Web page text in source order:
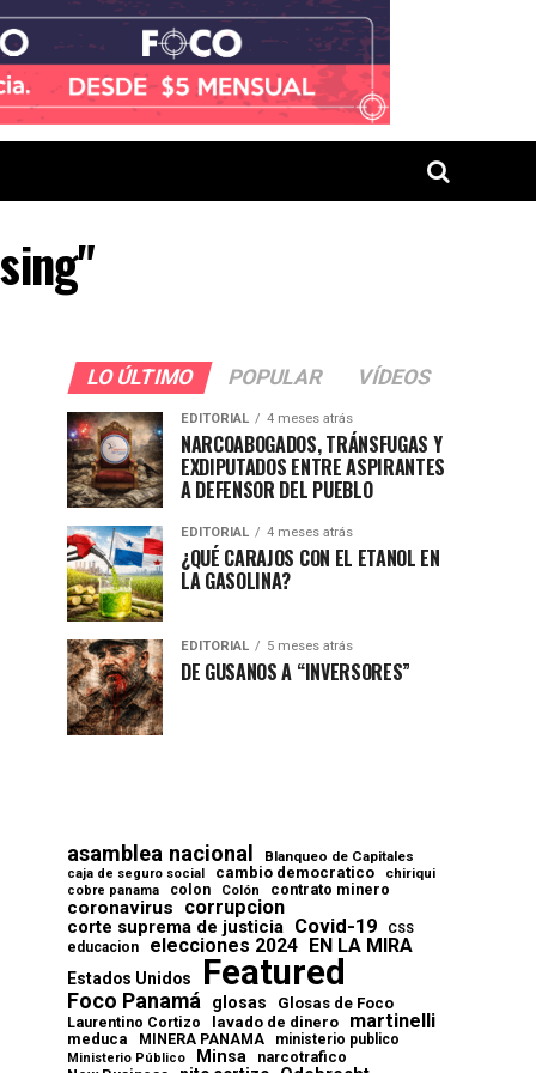
LO ÚLTIMO POPULAR VÍDEOS
EDITORIAL 4 meses atrás
NARCOABOGADOS, TRÁNSFUGAS Y
EXDIPUTADOS ENTRE ASPIRANTES
A DEFENSOR DEL PUEBLO
EDITORIAL 4 meses atrás
¿QUÉ CARAJOS CON EL ETANOL EN
LA GASOLINA?
EDITORIAL 5 meses atrás
DE GUSANOS A “INVERSORES”
asamblea nacional Blanqueo de Capitales
caja de seguro social cambio democratico chiriqui
cobre panama colon Colón contrato minero
coronavirus corrupcion
corte suprema de justicia Covid-19 CSS
educacion elecciones 2024 EN LA MIRA
Estados Unidos Featured
Foco Panamá glosas Glosas de Foco
Laurentino Cortizo lavado de dinero martinelli
meduca MINERA PANAMA ministerio publico
Ministerio Público Minsa
narcotrafico